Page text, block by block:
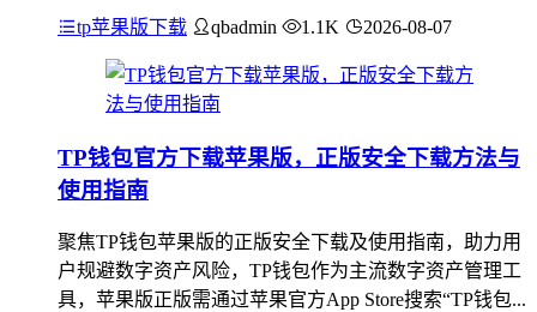
tp苹果版下载 qbadmin 1.1K 2026-08-07
TP钱包官方下载苹果版，正版安全下载方法与
使用指南
聚焦TP钱包苹果版的正版安全下载及使用指南，助力用
户规避数字资产风险，TP钱包作为主流数字资产管理工
具，苹果版正版需通过苹果官方App Store搜索“TP钱包...